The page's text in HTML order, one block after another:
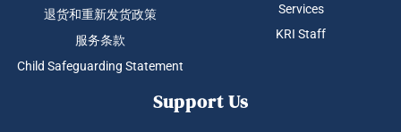
退货和重新发货政策
服务条款
Child Safeguarding Statement
Services
KRI Staff
Support Us